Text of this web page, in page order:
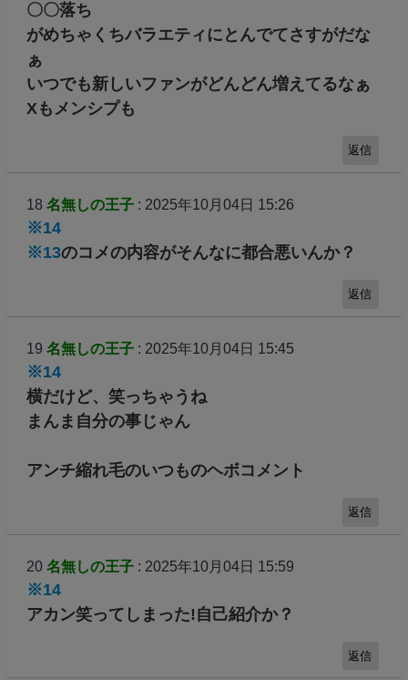
〇〇落ち
がめちゃくちバラエティにとんでてさすがだな
ぁ
いつでも新しいファンがどんどん増えてるなぁ
Xもメンシプも
返信
18 名無しの王子: 2025年10月04日 15:26
※14
※13のコメの内容がそんなに都合悪いんか？
返信
19 名無しの王子: 2025年10月04日 15:45
※14
横だけど、笑っちゃうね
まんま自分の事じゃん
アンチ縮れ毛のいつものヘボコメント
返信
20 名無しの王子: 2025年10月04日 15:59
※14
アカン笑ってしまった!自己紹介か？
返信